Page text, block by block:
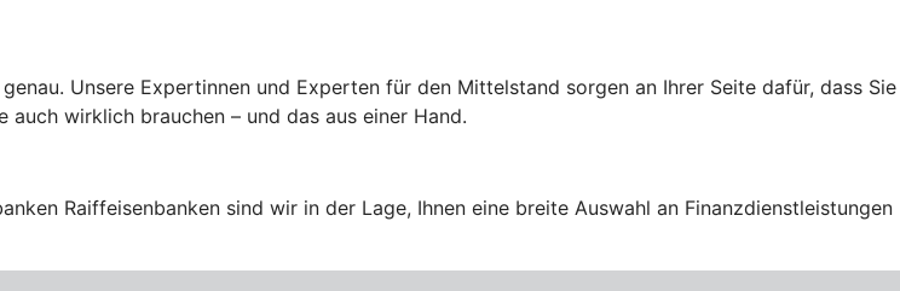
Unsere Expertinnen und Experten für den Mittelstand sorgen an Ihrer Seite dafür, dass Sie
wirklich brauchen – und das aus einer Hand.
Raiffeisenbanken sind wir in der Lage, Ihnen eine breite Auswahl an Finanzdienstleistungen